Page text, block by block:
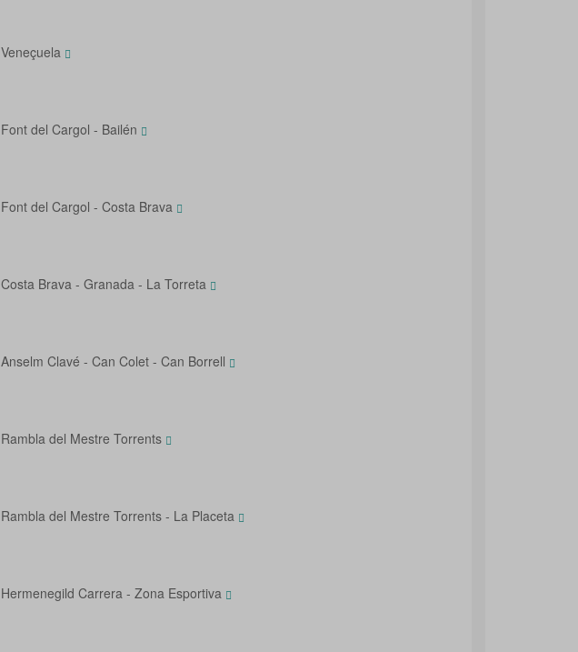
Veneçuela
Font del Cargol - Bailén
Font del Cargol - Costa Brava
Costa Brava - Granada - La Torreta
Anselm Clavé - Can Colet - Can Borrell
Rambla del Mestre Torrents
Rambla del Mestre Torrents - La Placeta
Hermenegild Carrera - Zona Esportiva